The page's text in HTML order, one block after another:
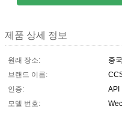
제품 상세 정보
원래 장소:
중국
브랜드 이름:
인증:
API
모델 번호: